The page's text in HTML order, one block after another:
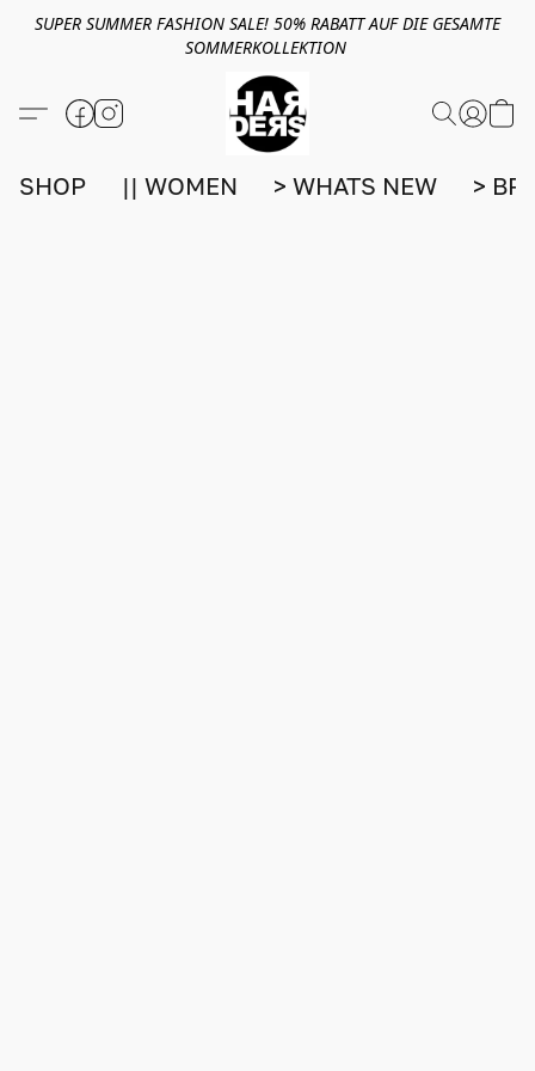
SUPER SUMMER FASHION SALE! 50% RABATT AUF DIE GESAMTE
SOMMERKOLLEKTION
SHOP || WOMEN > WHATS NEW >